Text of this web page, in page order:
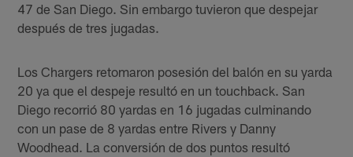
47 de San Diego. Sin embargo tuvieron que despejar
después de tres jugadas.
Los Chargers retomaron posesión del balón en su yarda
20 ya que el despeje resultó en un touchback. San
Diego recorrió 80 yardas en 16 jugadas culminando
con un pase de 8 yardas entre Rivers y Danny
Woodhead. La conversión de dos puntos resultó